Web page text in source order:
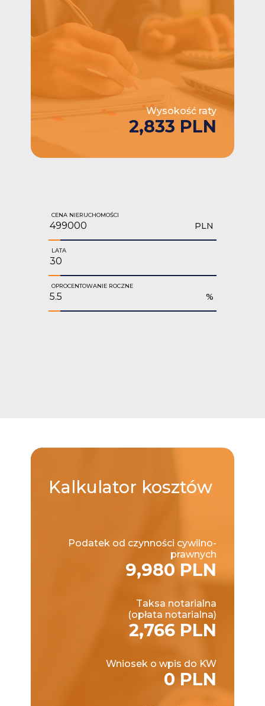
Wysokość raty
2,833 PLN
CENA NIERUCHOMOŚCI
PLN
LATA
OPROCENTOWANIE ROCZNE
%
Kalkulator kosztów
Podatek od czynności cywilno-
prawnych
9,980 PLN
Taksa notarialna
(opłata notarialna)
2,766 PLN
Wniosek o wpis do KW
0 PLN